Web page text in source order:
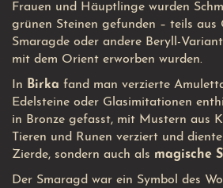
Frauen und Häuptlinge wurden
grünen Steinen gefunden – teils aus
Smaragde oder andere Beryll-
mit dem Orient erworben wurden.
In Birka fand man verzierte
Edelsteine oder Glasimitationen
in Bronze gefasst, mit Mustern aus
Tieren und Runen verziert und
Zierde, sondern auch als magische
Der Smaragd war ein Symbol des